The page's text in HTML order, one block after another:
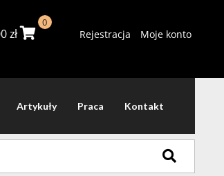
zł
0
Rejestracja Moje konto
Artykuły Praca Kontakt